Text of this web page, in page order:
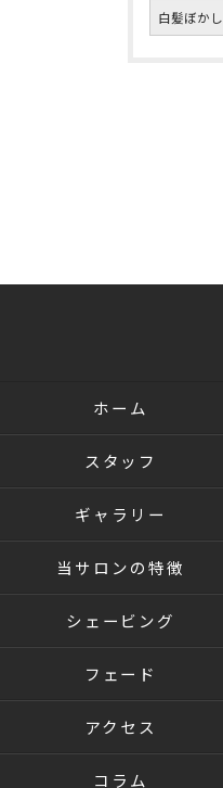
白髪ぼかし
ホーム
スタッフ
ギャラリー
当サロンの特徴
シェービング
フェード
アクセス
コラム